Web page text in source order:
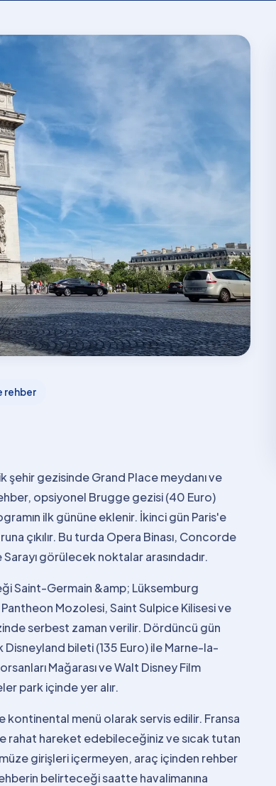
rehber
şehir gezisinde Grand Place meydanı ve
opsiyonel Brugge gezisi (40 Euro)
ilk gününe eklenir. İkinci gün Paris'e
çıkılır. Bu turda Opera Binası, Concorde
görülecek noktalar arasındadır.
Saint-Germain &amp; Lüksemburg
Mozolesi, Saint Sulpice Kilisesi ve
serbest zaman verilir. Dördüncü gün
Disneyland bileti (135 Euro) ile Marne-la-
Mağarası ve Walt Disney Film
park içinde yer alır.
menü olarak servis edilir. Fransa
rahat hareket edebileceğiniz ve sıcak tutan
girişleri içermeyen, araç içinden rehber
belirteceği saatte havalimanına